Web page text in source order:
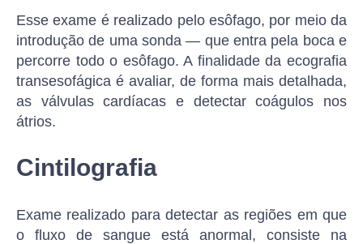
Esse exame é realizado pelo esôfago, por meio da
introdução de uma sonda — que entra pela boca e
percorre todo o esôfago. A finalidade da ecografia
transesofágica é avaliar, de forma mais detalhada,
as válvulas cardíacas e detectar coágulos nos
átrios.
Cintilografia
Exame realizado para detectar as regiões em que
o fluxo de sangue está anormal, consiste na